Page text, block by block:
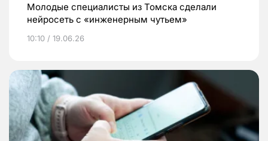
Молодые специалисты из Томска сделали
нейросеть с «инженерным чутьем»
10:10 / 19.06.26